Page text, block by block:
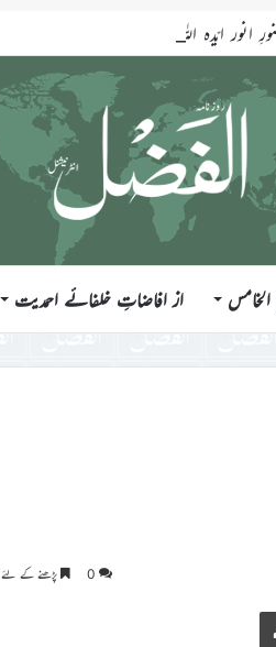
الخامس از افاضاتِ خلفائے احمدیت
0 پڑھنے کے لئے 2 منٹ
Print